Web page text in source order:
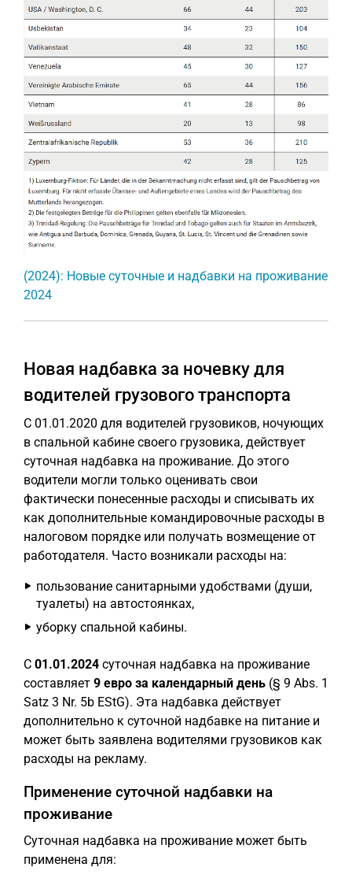
(2024): Новые суточные и надбавки на проживание
2024
Новая надбавка за ночевку для
водителей грузового транспорта
С 01.01.2020 для водителей грузовиков, ночующих
в спальной кабине своего грузовика, действует
суточная надбавка на проживание. До этого
водители могли только оценивать свои
фактически понесенные расходы и списывать их
как дополнительные командировочные расходы в
налоговом порядке или получать возмещение от
работодателя. Часто возникали расходы на:
пользование санитарными удобствами (души,
туалеты) на автостоянках,
уборку спальной кабины.
С 01.01.2024 суточная надбавка на проживание
составляет 9 евро за календарный день (§ 9 Abs. 1
Satz 3 Nr. 5b EStG). Эта надбавка действует
дополнительно к суточной надбавке на питание и
может быть заявлена водителями грузовиков как
расходы на рекламу.
Применение суточной надбавки на
проживание
Суточная надбавка на проживание может быть
применена для: